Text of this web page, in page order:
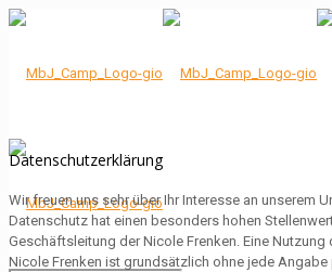
Datenschutzerklärung
Wir freuen uns sehr über Ihr Interesse an unserem
Datenschutz hat einen besonders hohen
Geschäftsleitung der Nicole Frenken. Eine Nutzung
Nicole Frenken ist grundsätzlich ohne jede